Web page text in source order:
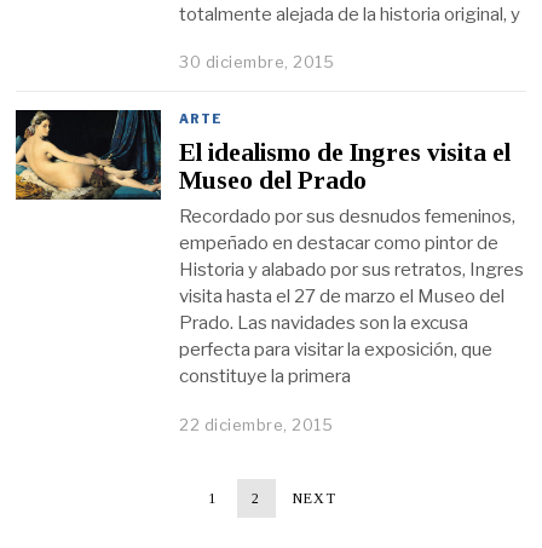
totalmente alejada de la historia original, y
30 diciembre, 2015
ARTE
El idealismo de Ingres visita el
Museo del Prado
Recordado por sus desnudos femeninos,
empeñado en destacar como pintor de
Historia y alabado por sus retratos, Ingres
visita hasta el 27 de marzo el Museo del
Prado. Las navidades son la excusa
perfecta para visitar la exposición, que
constituye la primera
22 diciembre, 2015
1 2 NEXT